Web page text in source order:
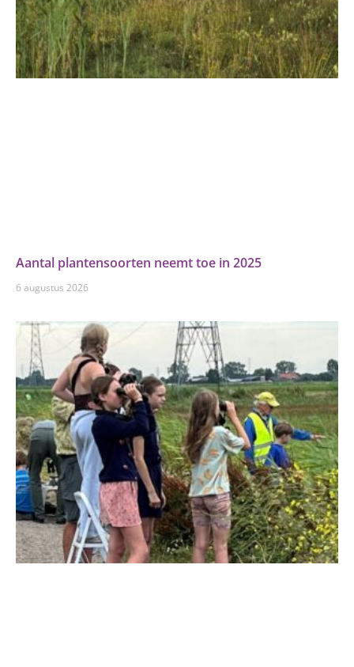
Aantal plantensoorten neemt toe in 2025
6 augustus 2026